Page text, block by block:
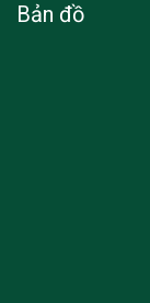
Bản đồ